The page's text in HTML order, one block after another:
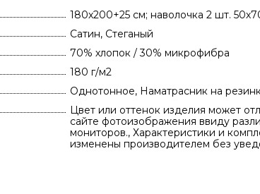
180х200+25 см; наволочка 2 шт.
Сатин, Стеганый
70% хлопок / 30% микрофибра
180 г/м2
Однотонное, Наматрасник на
Цвет или оттенок изделия может
сайте фотоизображения ввиду
мониторов., Характеристики и
изменены производителем без